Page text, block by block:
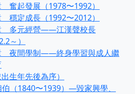
奮起發展（1978〜1992）
穩定成長（1992〜2012）
多元經營——江漢聲校長
～）
夜間學制——終身學習與成人繼
生年先後為序）
伯（1840〜1939）—毀家興學、